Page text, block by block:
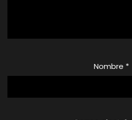
Nombre *